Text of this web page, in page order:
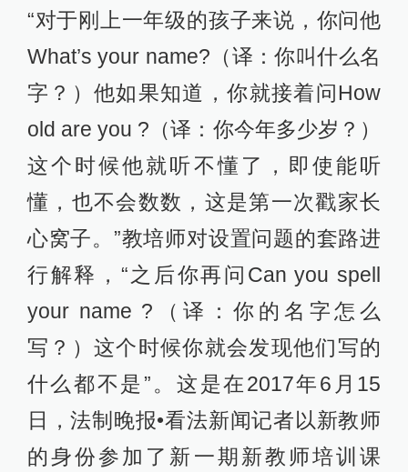
“对于刚上一年级的孩子来说，你问他
What’s your name?（译：你叫什么名
字？）他如果知道，你就接着问How
old are you ?（译：你今年多少岁？）
这个时候他就听不懂了，即使能听
懂，也不会数数，这是第一次戳家长
心窝子。”教培师对设置问题的套路进
行解释，“之后你再问Can you spell
your name ?（译：你的名字怎么
写？）这个时候你就会发现他们写的
什么都不是”。这是在2017年6月15
日，法制晚报•看法新闻记者以新教师
的身份参加了新一期新教师培训课